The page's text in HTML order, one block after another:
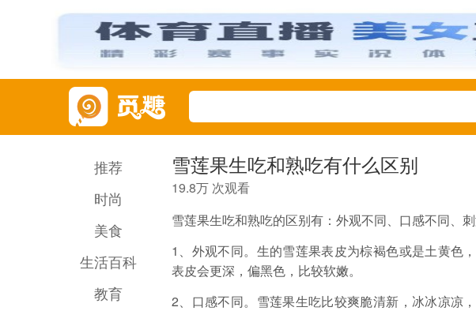
推荐
时尚
美食
生活百科
教育
雪莲果生吃和熟吃有什么区别
19.8万 次观看
雪莲果生吃和熟吃的区别有：外观不同、口感不同、刺
1、外观不同。生的雪莲果表皮为棕褐色或是土黄色
表皮会更深，偏黑色，比较软嫩。
2、口感不同。雪莲果生吃比较爽脆清新，冰冰凉凉